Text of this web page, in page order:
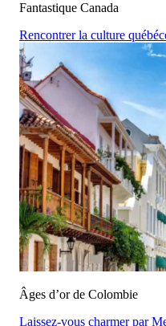
Fantastique Canada
Rencontrer la culture
Âges d’or de Colombie
Laissez-vous charmer par